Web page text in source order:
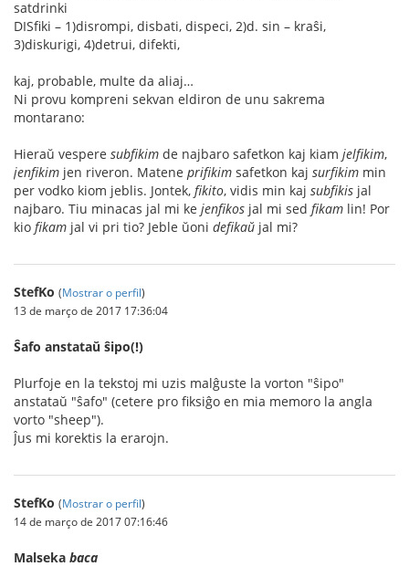
satdrinki
DISfiki – 1)disrompi, disbati, dispeci, 2)d. sin – kraŝi,
3)diskurigi, 4)detrui, difekti,
kaj, probable, multe da aliaj…
Ni provu kompreni sekvan eldiron de unu sakrema
montarano:
Hieraŭ vespere subfikim de najbaro safetkon kaj kiam jelfikim,
jenfikim jen riveron. Matene prifikim safetkon kaj surfikim min
per vodko kiom jeblis. Jontek, fikito, vidis min kaj subfikis jal
najbaro. Tiu minacas jal mi ke jenfikos jal mi sed fikam lin! Por
kio fikam jal vi pri tio? Jeble ŭoni defikaŭ jal mi?
StefKo (Mostrar o perfil)
13 de março de 2017 17:36:04
Ŝafo anstataŭ ŝipo(!)
Plurfoje en la tekstoj mi uzis malĝuste la vorton "ŝipo"
anstataŭ "ŝafo" (cetere pro fiksiĝo en mia memoro la angla
vorto "sheep").
Ĵus mi korektis la erarojn.
StefKo (Mostrar o perfil)
14 de março de 2017 07:16:46
Malseka baca